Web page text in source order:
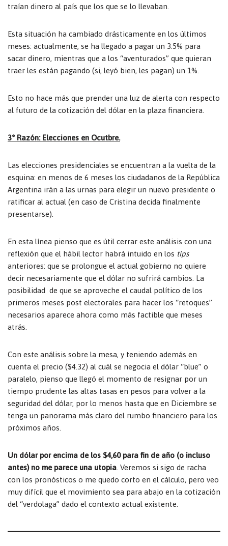
traían dinero al país que los que se lo llevaban.
Esta situación ha cambiado drásticamente en los últimos
meses: actualmente, se ha llegado a pagar un 3.5% para
sacar dinero, mientras que a los “aventurados” que quieran
traer les están pagando (si, leyó bien, les pagan) un 1%.
Esto no hace más que prender una luz de alerta con respecto
al futuro de la cotización del dólar en la plaza financiera.
3° Razón: Elecciones en Ocutbre.
Las elecciones presidenciales se encuentran a la vuelta de la
esquina: en menos de 6 meses los ciudadanos de la República
Argentina irán a las urnas para elegir un nuevo presidente o
ratificar al actual (en caso de Cristina decida finalmente
presentarse).
En esta línea pienso que es útil cerrar este análisis con una
reflexión que el hábil lector habrá intuido en los tips
anteriores: que se prolongue el actual gobierno no quiere
decir necesariamente que el dólar no sufrirá cambios. La
posibilidad de que se aproveche el caudal político de los
primeros meses post electorales para hacer los “retoques”
necesarios aparece ahora como más factible que meses
atrás.
Con este análisis sobre la mesa, y teniendo además en
cuenta el precio ($4.32) al cuál se negocia el dólar “blue” o
paralelo, pienso que llegó el momento de resignar por un
tiempo prudente las altas tasas en pesos para volver a la
seguridad del dólar, por lo menos hasta que en Diciembre se
tenga un panorama más claro del rumbo financiero para los
próximos años.
Un dólar por encima de los $4,60 para fin de año (o incluso
antes) no me parece una utopia . Veremos si sigo de racha
con los pronósticos o me quedo corto en el cálculo, pero veo
muy difícil que el movimiento sea para abajo en la cotización
del “verdolaga” dado el contexto actual existente.